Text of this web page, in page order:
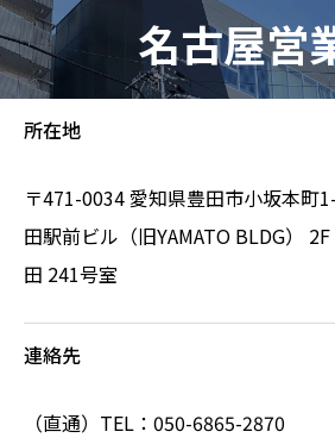
名古屋営
所在地
〒471-0034 愛知県豊田市小坂本町
田駅前ビル（旧YAMATO BLDG）
田 241号室
連絡先
（直通）TEL：050-6865-2870